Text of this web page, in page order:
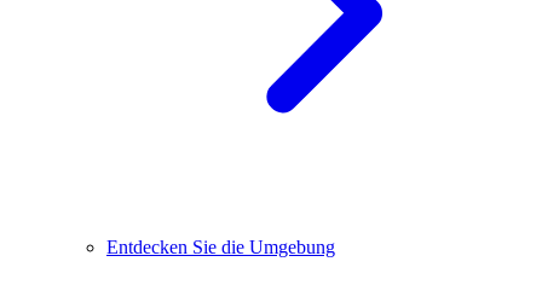
Entdecken Sie die Umgebung